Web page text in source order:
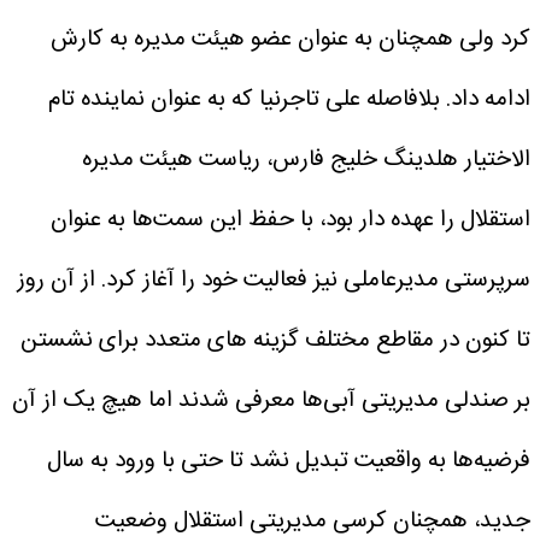
کرد ولی همچنان به عنوان عضو هیئت مدیره به کارش
ادامه داد. بلافاصله علی تاجرنیا که به عنوان نماینده تام
الاختیار هلدینگ خلیج فارس، ریاست هیئت مدیره
استقلال را عهده دار بود، با حفظ این سمت‌ها به عنوان
سرپرستی مدیرعاملی نیز فعالیت خود را آغاز کرد. از آن روز
تا کنون در مقاطع مختلف گزینه های متعدد برای نشستن
بر صندلی مدیریتی آبی‌ها معرفی شدند اما هیچ یک از آن
فرضیه‌ها به واقعیت تبدیل نشد تا حتی با ورود به سال
جدید، همچنان کرسی مدیریتی استقلال وضعیت